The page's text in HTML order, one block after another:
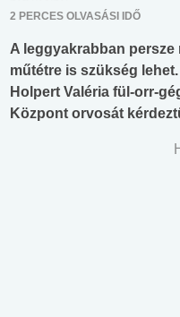
2 PERCES OLVASÁSI IDŐ
A leggyakrabban
műtétre is szükség
Holpert Valéria fül-orr-
Központ orvosát